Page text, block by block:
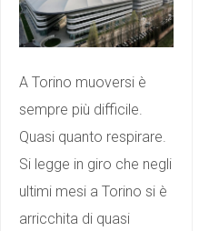
A Torino muoversi è
sempre più difficile.
Quasi quanto respirare.
Si legge in giro che negli
ultimi mesi a Torino si è
arricchita di quasi